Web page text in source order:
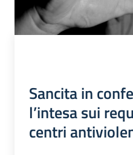
Sancita in
l’intesa sui
centri